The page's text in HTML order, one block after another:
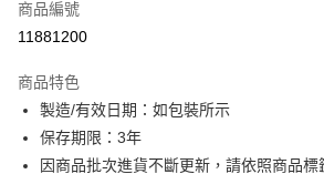
超商取貨付款
Apple Pay
街口支付
商品編號
11881200
商品特色
製造/有效日期：如包裝所示
保存期限：3年
因商品批次進貨不斷更新，請依照商品